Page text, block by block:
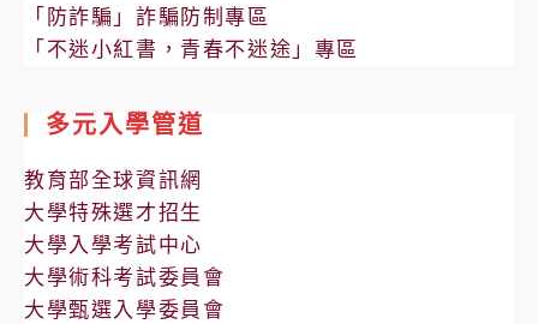
「防詐騙」詐騙防制專區
「不迷小紅書，青春不迷途」專區
多元入學管道
教育部全球資訊網
大學特殊選才招生
大學入學考試中心
大學術科考試委員會
大學甄選入學委員會